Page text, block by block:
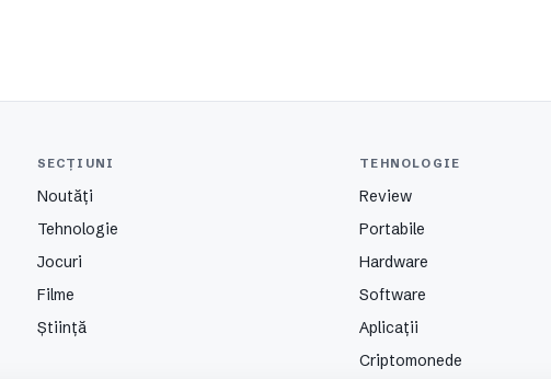
SECȚIUNI
Noutăți
Tehnologie
Jocuri
Filme
Știință
TEHNOLOGIE
Review
Portabile
Hardware
Software
Aplicații
Criptomonede